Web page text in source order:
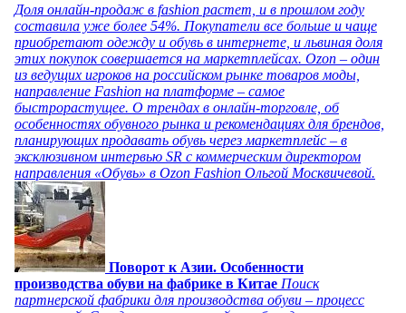
Доля онлайн-продаж в fashion растет, и в прошлом году
составила уже более 54%. Покупатели все больше и чаще
приобретают одежду и обувь в интернете, и львиная доля
этих покупок совершается на маркетплейсах. Ozon – один
из ведущих игроков на российском рынке товаров моды,
направление Fashion на платформе – самое
быстрорастущее. О трендах в онлайн-торговле, об
особенностях обувного рынка и рекомендациях для брендов,
планирующих продавать обувь через маркетплейс – в
эксклюзивном интервью SR с коммерческим директором
направления «Обувь» в Ozon Fashion Ольгой Москвичевой.
Поворот к Азии. Особенности
производства обуви на фабрике в Китае Поиск
партнерской фабрики для производства обуви – процесс